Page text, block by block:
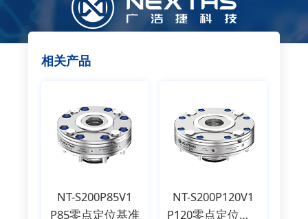
相关产品
NT-S200P85V1
P85零点定位基准
NT-S200P120V1
P120零点定位基准